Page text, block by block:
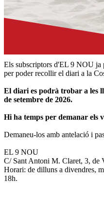
Els subscriptors d'EL 9 NOU ja
per poder recollir el diari a la
El diari es podrà trobar a les
de setembre de 2026.
Hi ha temps per demanar els
Demaneu-los amb antelació i
EL 9 NOU
C/ Sant Antoni M. Claret, 3, de
Horari: de dilluns a divendres,
18h.